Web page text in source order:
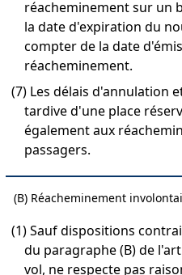
réacheminement sur un
la date d'expiration du
compter de la date
réacheminement.
(7) Les délais d'annulation
tardive d'une place
également aux
passagers.
(B) Réacheminement
(1) Sauf dispositions
du paragraphe (B) de
vol, ne respecte pas